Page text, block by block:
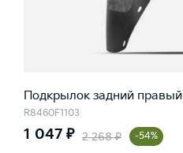
Подкрылок задний правый
R8460F1103
1 047 ₽ 2 268 ₽ -54%